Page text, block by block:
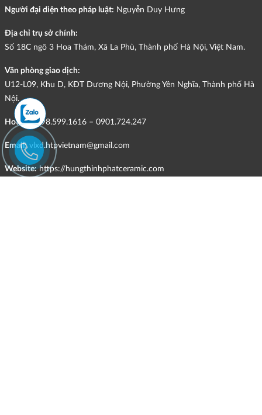
Người đại diện theo pháp luật: Nguyễn Duy Hưng
Địa chỉ trụ sở chính:
Số 18C ngõ 3 Hoa Thám, Xã La Phù, Thành phố Hà Nội, Việt Nam.
Văn phòng giao dịch:
U12-L09, Khu D, KĐT Dương Nội, Phường Yên Nghĩa, Thành phố Hà
Nội.
Hotline:098.599.1616 – 0901.724.247
Email: vlxd.htpvietnam@gmail.com
Website: https://hungthinhphatceramic.com